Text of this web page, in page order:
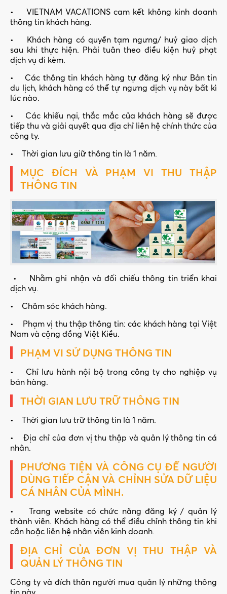
• VIETNAM VACATIONS cam kết không kinh doanh
thông tin khách hàng.
• Khách hàng có quyền tạm ngưng/ huỷ giao dịch
sau khi thực hiện. Phải tuân theo điều kiện huỷ phạt
dịch vụ đi kèm.
• Các thông tin khách hàng tự đăng ký như Bản tin
du lịch, khách hàng có thể tự ngưng dịch vụ này bất kì
lúc nào.
• Các khiếu nại, thắc mắc của khách hàng sẽ được
tiếp thu và giải quyết qua địa chỉ liên hệ chính thức của
công ty.
• Thời gian lưu giữ thông tin là 1 năm.
MỤC ĐÍCH VÀ PHẠM VI THU THẬP
THÔNG TIN
• Nhằm ghi nhận và đối chiếu thông tin triển khai
dịch vụ.
• Chăm sóc khách hàng.
• Phạm vị thu thập thông tin: các khách hàng tại Việt
Nam và cộng đồng Việt Kiều.
PHẠM VI SỬ DỤNG THÔNG TIN
• Chỉ lưu hành nội bộ trong công ty cho nghiệp vụ
bán hàng.
THỜI GIAN LƯU TRỮ THÔNG TIN
• Thời gian lưu trữ thông tin là 1 năm.
• Địa chỉ của đơn vị thu thập và quản lý thông tin cá
nhân.
PHƯƠNG TIỆN VÀ CÔNG CỤ ĐỂ NGƯỜI
DÙNG TIẾP CẬN VÀ CHỈNH SỬA DỮ LIỆU
CÁ NHÂN CỦA MÌNH.
• Trang website có chức năng đăng ký / quản lý
thành viên. Khách hàng có thể điều chỉnh thông tin khi
cần hoặc liên hệ nhân viên kinh doanh.
ĐỊA CHỈ CỦA ĐƠN VỊ THU THẬP VÀ
QUẢN LÝ THÔNG TIN
Công ty và đích thân người mua quản lý những thông